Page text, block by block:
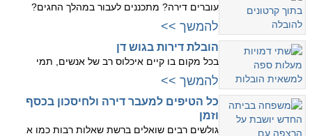
עוברים דירה? מתכננים לעבור במהלך החגים?
להמשך >>
הובלת דירות בגוש דן
בכל מקום בו קיים איכלוס רב של אנשים, תמי
להמשך >>
כל הטיפים למעבר דירה ולחיסכון בכסף
וזמן
גולשים רבים שואלים ברשת שאלות רבות כמו א